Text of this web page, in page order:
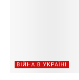
ВІЙНА В УКРАЇНІ